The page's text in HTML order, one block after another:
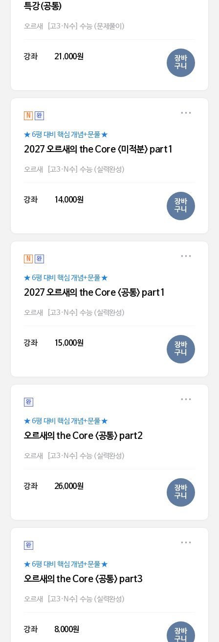
특강(공통)
오르새 [고3·N수] 수능 (문제풀이)
강좌 21,000원
장바
구니
N 완
★ 6평 대비 핵심 개념+문풀 ★
2027 오르새의 the Core <미적분> part1
오르새 [고3·N수] 수능 (실력완성)
강좌 14,000원
장바
구니
N 완
★ 6평 대비 핵심 개념+문풀 ★
2027 오르새의 the Core <공통> part1
오르새 [고3·N수] 수능 (실력완성)
강좌 15,000원
장바
구니
완
★ 6평 대비 핵심 개념+문풀 ★
오르새의 the Core <공통> part2
오르새 [고3·N수] 수능 (실력완성)
강좌 26,000원
장바
구니
완
★ 6평 대비 핵심 개념+문풀 ★
오르새의 the Core <공통> part3
오르새 [고3·N수] 수능 (실력완성)
강좌 8,000원
장바
구니